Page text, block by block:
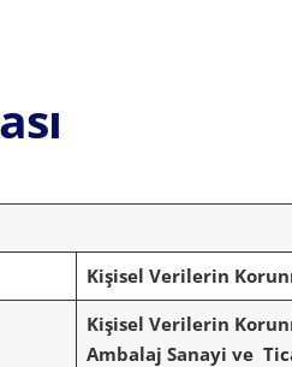
Kişisel Verilerin
Kişisel Verilerin
Ambalaj Sanayi ve